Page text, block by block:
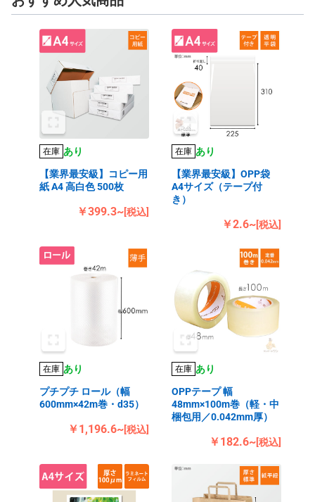
在庫 あり
【業界最安級】コピー用
紙 A4 高白色 500枚
￥399.3~[税込]
在庫 あり
【業界最安級】OPP袋
A4サイズ（テープ付
き）
￥2.6~[税込]
在庫 あり
プチプチ ロール（幅
600mm×42m巻・d35）
￥1,196.6~[税込]
在庫 あり
OPPテープ 幅
48mm×100m巻（軽・中
梱包用／0.042mm厚）
￥182.6~[税込]